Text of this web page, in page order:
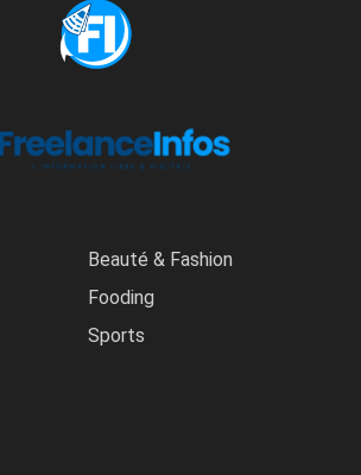
Beauté & Fashion
Fooding
Sports